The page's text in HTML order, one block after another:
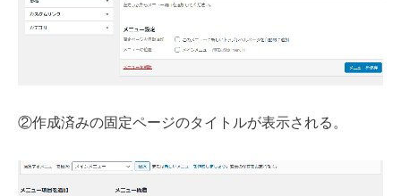
②作成済みの固定ページのタイトルが表示される。